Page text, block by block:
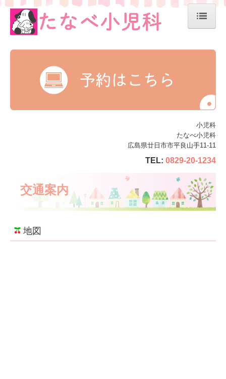
ホーム
診療内容
一般診療
こどもの病気Q&A
小児科
たなべ小児科
広島県廿日市市平良山手11-11
TEL: 0829-20-1234
交通案内
地図